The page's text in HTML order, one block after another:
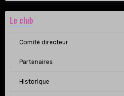
Le club
Comité directeur
Partenaires
Historique